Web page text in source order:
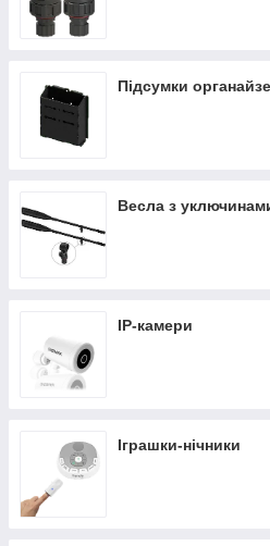
Підсумки
Весла з
IP-камери
Іграшки-нічники